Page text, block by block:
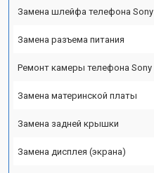
Замена шлейфа телефона Sony
Замена разъема питания
Ремонт камеры телефона Sony
Замена материнской платы
Замена задней крышки
Замена дисплея (экрана)